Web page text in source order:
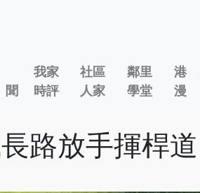
聞
我家
時評
社區
人家
鄰里
學堂
港
漫
路放手揮桿道